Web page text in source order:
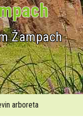
Žampach
arboreta